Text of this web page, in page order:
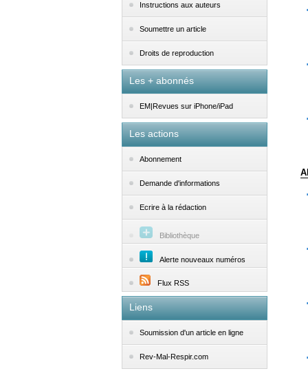
Instructions aux auteurs
Soumettre un article
Droits de reproduction
Les + abonnés
EM|Revues sur iPhone/iPad
Les actions
Abonnement
Demande d'informations
Ecrire à la rédaction
Bibliothèque
Alerte nouveaux numéros
Flux RSS
Liens
Soumission d'un article en ligne
Rev-Mal-Respir.com